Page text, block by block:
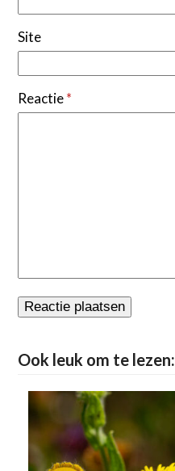
Site
Reactie*
Ook leuk om te lezen: